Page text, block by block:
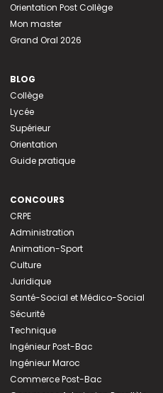
Orientation Post Collège
Mon master
Grand Oral 2026
BLOG
Collège
Lycée
Supérieur
Orientation
Guide pratique
CONCOURS
CRPE
Administration
Animation-Sport
Culture
Juridique
Santé-Social et Médico-Social
Sécurité
Technique
Ingénieur Post-Bac
Ingénieur Maroc
Commerce Post-Bac